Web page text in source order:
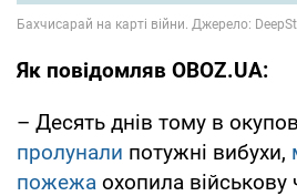
Як повідомляв OBOZ.UA:
– Десять днів тому в
пролунали потужні вибухи,
пожежа охопила військову